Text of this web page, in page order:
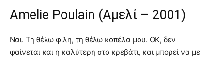
Amelie Poulain (Αμελί – 2001)
Ναι. Τη θέλω φίλη, τη θέλω κοπέλα μου. ΟΚ, δεν
φαίνεται και η καλύτερη στο κρεβάτι, και μπορεί να με